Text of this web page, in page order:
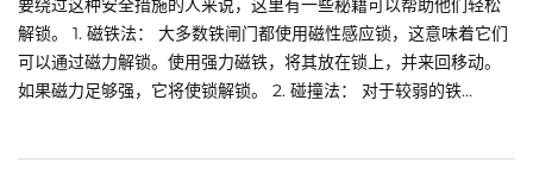
要绕过这种安全措施的人来说，这里有一些秘籍可以帮助他们轻松
解锁。 1. 磁铁法： 大多数铁闸门都使用磁性感应锁，这意味着它们
可以通过磁力解锁。使用强力磁铁，将其放在锁上，并来回移动。
如果磁力足够强，它将使锁解锁。 2. 碰撞法： 对于较弱的铁...